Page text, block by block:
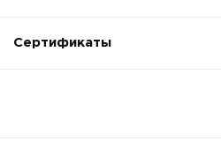
Сертификаты